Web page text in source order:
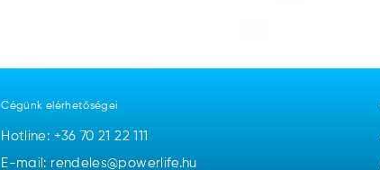
Cégünk elérhetőségei
Hotline: +36 70 21 22 111
E-mail: rendeles@powerlife.hu